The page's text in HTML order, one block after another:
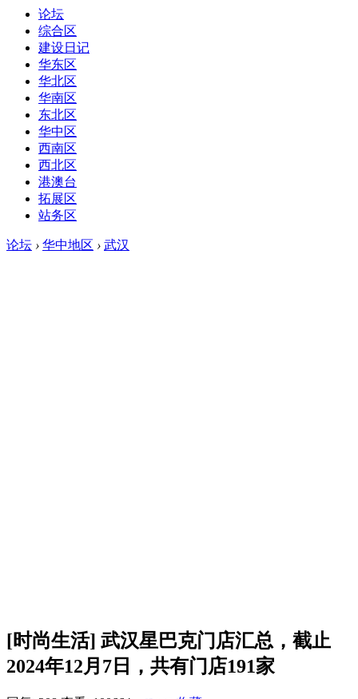
论坛
综合区
建设日记
华东区
华北区
华南区
东北区
华中区
西南区
西北区
港澳台
拓展区
站务区
论坛 › 华中地区 › 武汉
[时尚生活] 武汉星巴克门店汇总，截止
2024年12月7日，共有门店191家